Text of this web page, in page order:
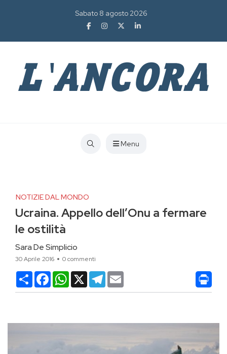
Sabato 8 agosto 2026
Menu
NOTIZIE DAL MONDO
Ucraina. Appello dell’Onu a fermare
le ostilità
Sara De Simplicio
30 Aprile 2016 0 commenti
CondividiFacebookWhatsApp
X Telegram